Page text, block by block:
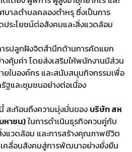
บาลตำบลคลองตำหรุ ซึ่งเป็นการ
ประโยชน์ต่อสังคมและสิ่งแวดล้อม
รปลูกฝังจิตสำนึกด้านการคัดแยก
งคุ้มค่า โดยส่งเสริมให้พนักงานมีส่วน
ยในองค์กร และสนับสนุนกิจกรรมเพื่อ
ฐและชุมชนอย่างต่อเนื่อง
สะท้อนถึงความมุ่งมั่นของ บริษัท สห
หาชน)ในการดำเนินธุรกิจควบคู่กับ
แวดล้อม และการสร้างคุณภาพชีวิต
คลื่อนสังคมสู่การพัฒนาอย่างยั่งยืน